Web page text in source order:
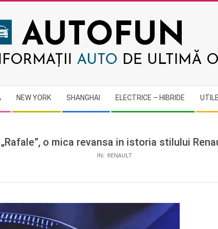
NEW YORK SHANGHAI ELECTRICE – HIBRIDE UTILE
„Rafale”, o mica revansa in istoria stilului
IN: RENAULT